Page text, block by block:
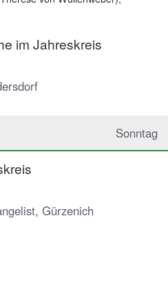
im Jahreskreis
Sonntag
Gürzenich